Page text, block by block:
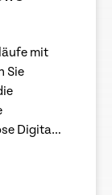
mit
Sie
Digital